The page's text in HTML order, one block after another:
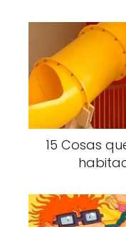
15 Cosas